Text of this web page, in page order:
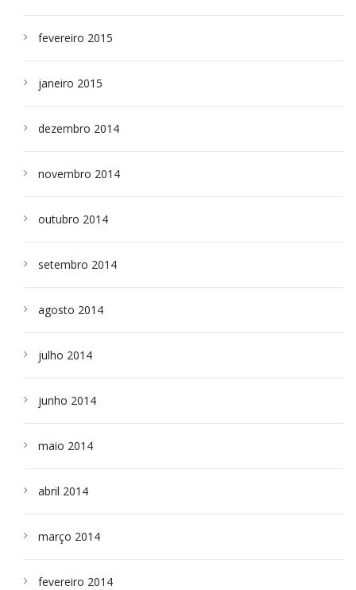
fevereiro 2015
janeiro 2015
dezembro 2014
novembro 2014
outubro 2014
setembro 2014
agosto 2014
julho 2014
junho 2014
maio 2014
abril 2014
março 2014
fevereiro 2014